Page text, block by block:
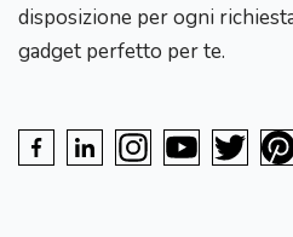
disposizione per ogni
gadget perfetto per te.